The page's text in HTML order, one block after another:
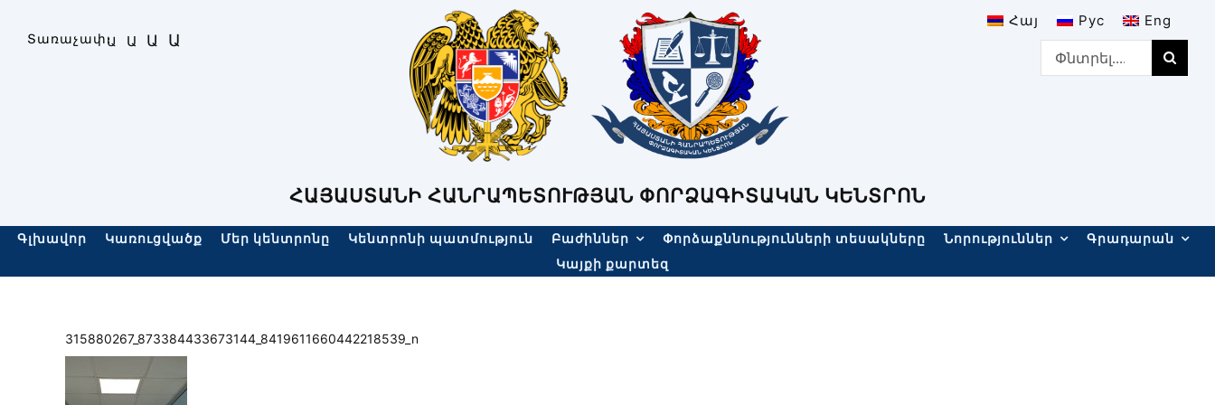
Տառաչափ։Ա Ա Ա Ա
Հայ Рус
Eng
Search
for:
ՀԱՅԱՍՏԱՆԻ ՀԱՆՐԱՊԵՏՈՒԹՅԱՆ ՓՈՐՁԱԳԻՏԱԿԱՆ ԿԵՆՏՐՈՆ
Գլխավոր Կառուցվածք Մեր կենտրոնը Կենտրոնի պատմություն Բաժիններ Փորձաքննությունների տեսակները Նորություններ
Գրադարան
Կայքի քարտեզ
315880267_873384433673144_8419611660442218539_n